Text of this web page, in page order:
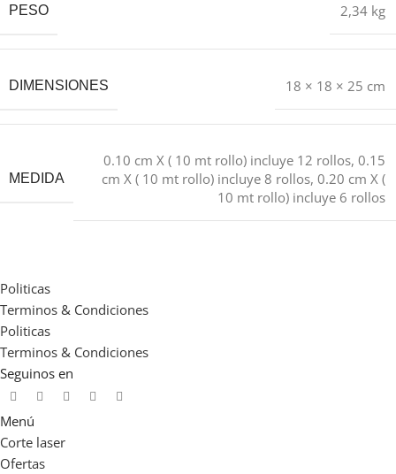
PESO 2,34 kg
DIMENSIONES 18 × 18 × 25 cm
MEDIDA
0.10 cm X ( 10 mt rollo) incluye 12 rollos, 0.15
cm X ( 10 mt rollo) incluye 8 rollos, 0.20 cm X (
10 mt rollo) incluye 6 rollos
Politicas
Terminos & Condiciones
Politicas
Terminos & Condiciones
Seguinos en
Menú
Corte laser
Ofertas